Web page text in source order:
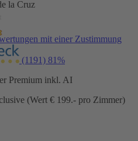
la Cruz
mit einer Zustimmung
(1191) 81%
Premium inkl. AI
(Wert € 199.- pro Zimmer)